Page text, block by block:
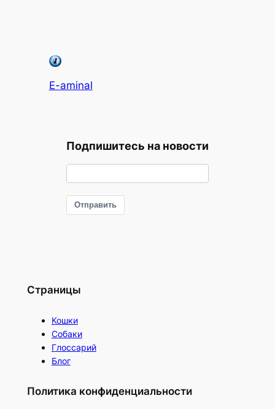
E-aminal
Подпишитесь на новости
Отправить
Страницы
Кошки
Собаки
Глоссарий
Блог
Политика конфиденциальности